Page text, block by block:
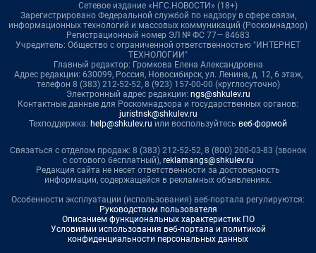
Сетевое издание «НГС.НОВОСТИ» (18+)
Зарегистрировано Федеральной службой по надзору в сфере связи,
информационных технологий и массовых коммуникаций (Роскомнадзор)
Регистрационный номер ЭЛ № ФС 77— 84683
Учредитель: Общество с ограниченной ответственностью "ИНТЕРНЕТ
ТЕХНОЛОГИИ"
Главный редактор: Громкова Елена Александровна
Адрес редакции: 630099, Россия, Новосибирск, ул. Ленина, д. 12, 6 этаж,
телефон 8 (383) 212-52-52, 8 (923) 157-00-00 (круглосуточно)
Электронный адрес редакции: ngs@shkulev.ru
Контактные данные для Роскомнадзора и государственных органов:
juristnsk@shkulev.ru
Техподдержка: help@shkulev.ru или воспользуйтесь веб-формой
Связаться с отделом продаж: 8 (383) 212-52-52, 8 (800) 200-03-83 (звонок
с сотового бесплатный), reklamangs@shkulev.ru
Редакция сайта не несет ответственности за достоверность
информации, содержащейся в рекламных объявлениях.
Особенности эксплуатации (использования) веб-портала регулируются:
Руководством пользователя
Описанием функциональных характеристик ПО
Условиями использования веб-портала и политикой
конфиденциальности персональных данных